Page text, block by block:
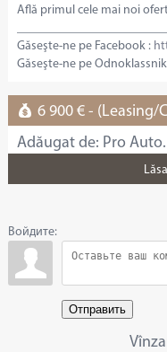
Află primul cele mai noi
Găseşte-ne pe Facebook :
Găseşte-ne pe
6 900 € - (Leasing/
Adăugat de: Pro Auto.
Войдите:
Отправить